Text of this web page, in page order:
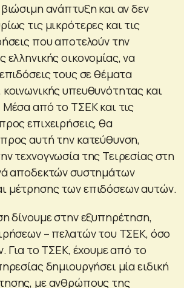
ανάπτυξη και αν δεν
τις μικρότερες και τις
που αποτελούν την
ελληνικής οικονομίας, να
τους σε θέματα
υπευθυνότητας και
από το ΤΣΕΚ και τις
επιχειρήσεις, θα
αυτή την κατεύθυνση,
τεχνογνωσία της Τειρεσίας στη
αποδεκτών συστημάτων
μέτρησης των επιδόσεων αυτών.
δίνουμε στην εξυπηρέτηση,
– πελατών του ΤΣΕΚ, όσο
Για το ΤΣΕΚ, έχουμε από το
δημιουργήσει μία ειδική
με ανθρώπους της